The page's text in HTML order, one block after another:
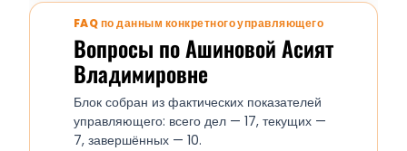
FAQ по данным конкретного управляющего
Вопросы по Ашиновой Асият
Владимировне
Блок собран из фактических показателей
управляющего: всего дел — 17, текущих —
7, завершённых — 10.